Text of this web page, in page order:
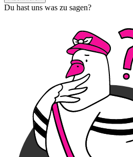
Du hast uns was zu sagen?